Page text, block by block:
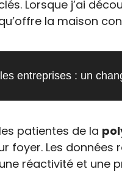
Lorsque j’ai
la maison
entreprises : un
patientes de la
foyer. Les
réactivité et une